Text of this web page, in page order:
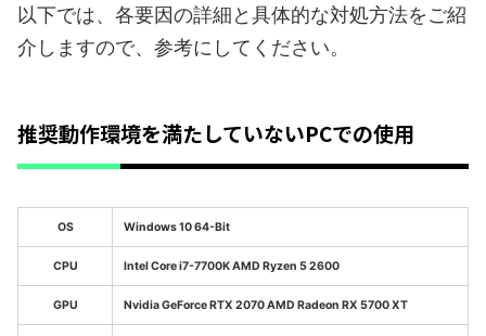
以下では、各要因の詳細と具体的な対処方法をご紹
介しますので、参考にしてください。
推奨動作環境を満たしていないPCでの使用
OS Windows 10 64-Bit
CPU Intel Core i7-7700K AMD Ryzen 5 2600
GPU Nvidia GeForce RTX 2070 AMD Radeon RX 5700 XT